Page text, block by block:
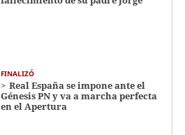
FINALIZÓ
Real España se impone ante el
Génesis PN y va a marcha perfecta
en el Apertura